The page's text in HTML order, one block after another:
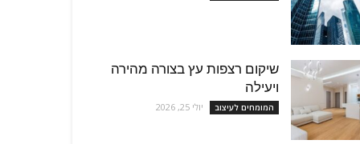
שיקום רצפות עץ בצורה מהירה
ויעילה
המומחים לעיצוב יולי 25, 2026